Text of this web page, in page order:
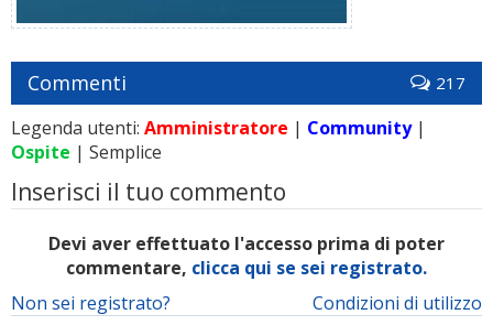
Commenti 217
Legenda utenti: Amministratore | Community|
Ospite | Semplice
Inserisci il tuo commento
Devi aver effettuato l'accesso prima di poter
commentare, clicca qui se sei registrato.
Condizioni di utilizzo
Non sei registrato?